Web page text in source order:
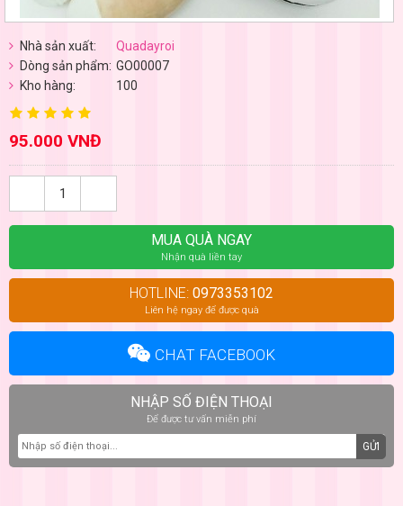
Nhà sản xuất:
Quadayroi
Dòng sản phẩm: GO00007
Kho hàng:
100
95.000 VNĐ
MUA QUÀ NGAY
Nhận quà liền tay
HOTLINE: 0973353102
Liên hệ ngay để được quà
CHAT FACEBOOK
NHẬP SỐ ĐIỆN THOẠI
Để được tư vấn miễn phí
GỬI